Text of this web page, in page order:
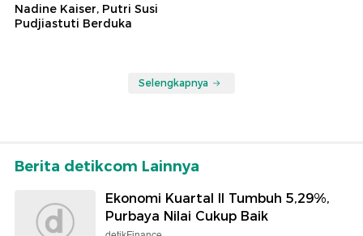
Nadine Kaiser, Putri Susi
Pudjiastuti Berduka
Selengkapnya
Berita detikcom Lainnya
Ekonomi Kuartal II Tumbuh 5,29%,
Purbaya Nilai Cukup Baik